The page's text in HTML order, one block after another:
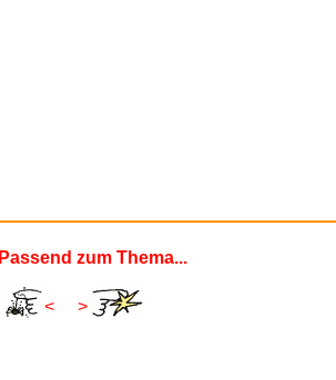
Passend zum Thema...
< >